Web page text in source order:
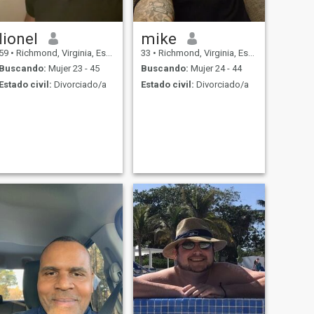
lionel
59 • Richmond, Virginia, Estados Unidos
Buscando: Mujer 23 - 45
Estado civil: Divorciado/a
mike
33 • Richmond, Virginia, Estados Unidos
Buscando: Mujer 24 - 44
Estado civil: Divorciado/a